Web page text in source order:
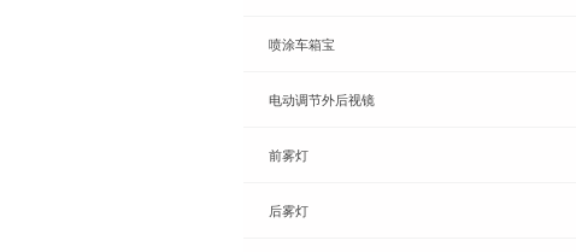
喷涂车箱宝
电动调节外后视镜
前雾灯
后雾灯